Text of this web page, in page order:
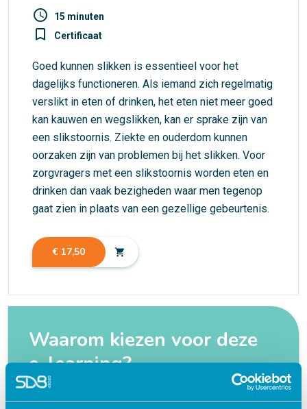
access_time 15 minuten
turned_in_not Certificaat
Goed kunnen slikken is essentieel voor het
dagelijks functioneren. Als iemand zich regelmatig
verslikt in eten of drinken, het eten niet meer goed
kan kauwen en wegslikken, kan er sprake zijn van
een slikstoornis. Ziekte en ouderdom kunnen
oorzaken zijn van problemen bij het slikken. Voor
zorgvragers met een slikstoornis worden eten en
drinken dan vaak bezigheden waar men tegenop
gaat zien in plaats van een gezellige gebeurtenis.
€ 17,50 shopping_cart
Waarom kiezen voor deze
e-learning?
Flexibel – leer op je eigen manier en tempo